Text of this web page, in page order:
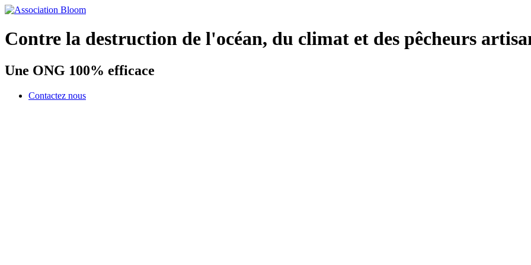
Contre la destruction de l'océan, du climat et des pêcheurs
Une ONG 100% efficace
Contactez nous